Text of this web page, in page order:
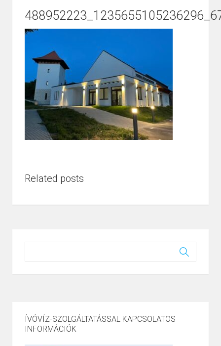
Related posts
ÍVÓVÍZ-SZOLGÁLTATÁSSAL KAPCSOLATOS
INFORMÁCIÓK